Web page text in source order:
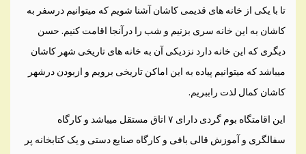
تا با یکی از خانه های قدیمی کاشان آشنا شویم که میتوانیم درسفر به
کاشان به این خانه سری بزنیم و شب را درآنجا اقامت کنیم. حسن
دیگری که این خانه دارد نزدیکی آن به خانه های تاریخی شهر کاشان
میباشد که میتوانیم پیاده به این اماکن تاریخی برویم و ازبودن درشهر
کاشان کمال لذت راببریم.
این اقامتگاه بوم گردی دارای ۷ اتاق مستقل میباشد و کارگاه
سفالگری و آموزش قالی بافی و کارگاه صنایع دستی و یک کتابخانه پر